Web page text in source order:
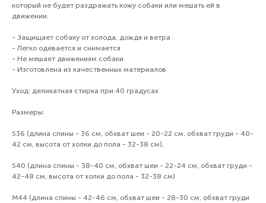
который не будет раздражать кожу собаки или мешать ей в
движении.
- Защищает собаку от холода, дождя и ветра
- Легко одевается и снимается
- Не мешает движениям собаки
- Изготовлена из качественных материалов
Уход: деликатная стирка при 40 градусах
Размеры:
S36 (длина спины - 36 см, обхват шеи - 20-22 см, обхват груди - 40-
42 см, высота от холки до пола - 32-38 см),
S40 (длина спины - 38-40 см, обхват шеи - 22-24 см, обхват груди -
42-48 см, высота от холки до пола - 32-38 см)
М44 (длина спины - 42-46 см, обхват шеи - 28-30 см, обхват груди